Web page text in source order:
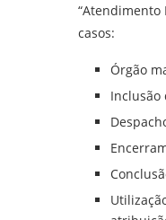
“Atendimento
casos:
Órgão
Inclusão